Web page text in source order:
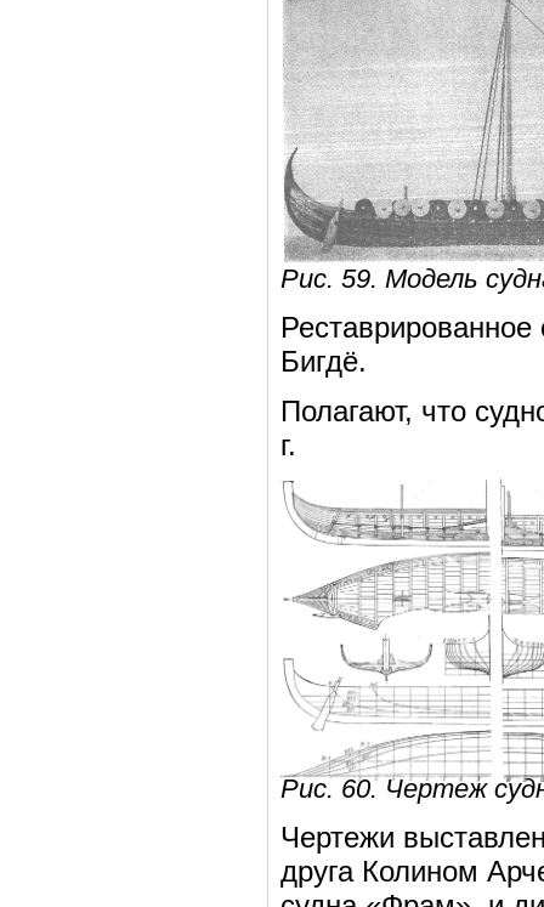
Рис. 59. Модель
Бигдё.
Полагают, что
г.
Рис. 60. Чертеж
Чертежи
друга Колином